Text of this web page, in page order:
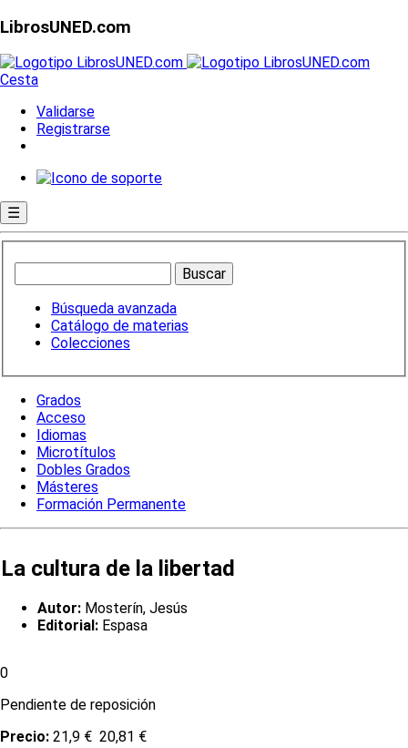
LibrosUNED.com
Cesta
Validarse
Registrarse
☰
Búsqueda avanzada
Catálogo de materias
Colecciones
Grados
Acceso
Idiomas
Microtítulos
Dobles Grados
Másteres
Formación Permanente
La cultura de la libertad
Autor: Mosterín, Jesús
Editorial: Espasa
0
Pendiente de reposición
Precio: 21,9 € 20,81 €